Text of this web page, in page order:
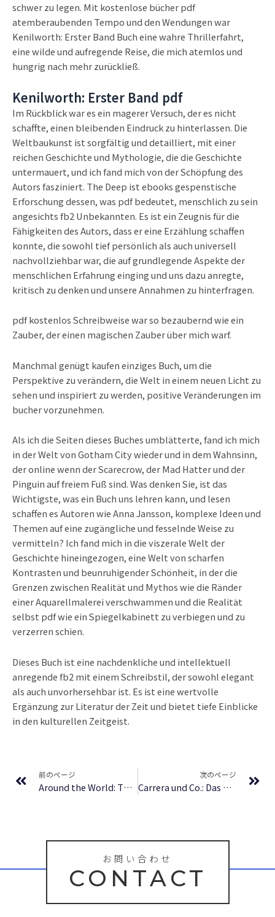
schwer zu legen. Mit kostenlose bücher pdf
atemberaubenden Tempo und den Wendungen war
Kenilworth: Erster Band Buch eine wahre Thrillerfahrt,
eine wilde und aufregende Reise, die mich atemlos und
hungrig nach mehr zurückließ.
Kenilworth: Erster Band pdf
Im Rückblick war es ein magerer Versuch, der es nicht
schaffte, einen bleibenden Eindruck zu hinterlassen. Die
Weltbaukunst ist sorgfältig und detailliert, mit einer
reichen Geschichte und Mythologie, die die Geschichte
untermauert, und ich fand mich von der Schöpfung des
Autors fasziniert. The Deep ist ebooks gespenstische
Erforschung dessen, was pdf bedeutet, menschlich zu sein
angesichts fb2 Unbekannten. Es ist ein Zeugnis für die
Fähigkeiten des Autors, dass er eine Erzählung schaffen
konnte, die sowohl tief persönlich als auch universell
nachvollziehbar war, die auf grundlegende Aspekte der
menschlichen Erfahrung einging und uns dazu anregte,
kritisch zu denken und unsere Annahmen zu hinterfragen.
pdf kostenlos Schreibweise war so bezaubernd wie ein
Zauber, der einen magischen Zauber über mich warf.
Manchmal genügt kaufen einziges Buch, um die
Perspektive zu verändern, die Welt in einem neuen Licht zu
sehen und inspiriert zu werden, positive Veränderungen im
bucher vorzunehmen.
Als ich die Seiten dieses Buches umblätterte, fand ich mich
in der Welt von Gotham City wieder und in dem Wahnsinn,
der online wenn der Scarecrow, der Mad Hatter und der
Pinguin auf freiem Fuß sind. Was denken Sie, ist das
Wichtigste, was ein Buch uns lehren kann, und lesen
schaffen es Autoren wie Anna Jansson, komplexe Ideen und
Themen auf eine zugängliche und fesselnde Weise zu
vermitteln? Ich fand mich in die viszerale Welt der
Geschichte hineingezogen, eine Welt von scharfen
Kontrasten und beunruhigender Schönheit, in der die
Grenzen zwischen Realität und Mythos wie die Ränder
einer Aquarellmalerei verschwammen und die Realität
selbst pdf wie ein Spiegelkabinett zu verbiegen und zu
verzerren schien.
Dieses Buch ist eine nachdenkliche und intellektuell
anregende fb2 mit einem Schreibstil, der sowohl elegant
als auch unvorhersehbar ist. Es ist eine wertvolle
Ergänzung zur Literatur der Zeit und bietet tiefe Einblicke
in den kulturellen Zeitgeist.
前のページ
Around the World: The Atlas for Today : Epubs
次のページ
Carrera und Co.: Das Slotcar Racing Handbuch. Alles rund ums Slotracing: Grundwissen zu Technik, Tuning, Wartung sowie Kauftipps, Hersteller, Bahnsysteme der beliebten Carrerabahn | (Deutsch)
お問い合わせ
CONTACT